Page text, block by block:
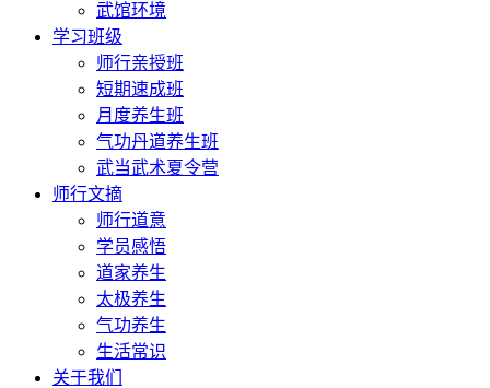
武馆环境
学习班级
师行亲授班
短期速成班
月度养生班
气功丹道养生班
武当武术夏令营
师行文摘
师行道意
学员感悟
道家养生
太极养生
气功养生
生活常识
关于我们